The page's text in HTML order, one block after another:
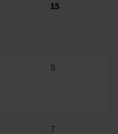
15
8
7